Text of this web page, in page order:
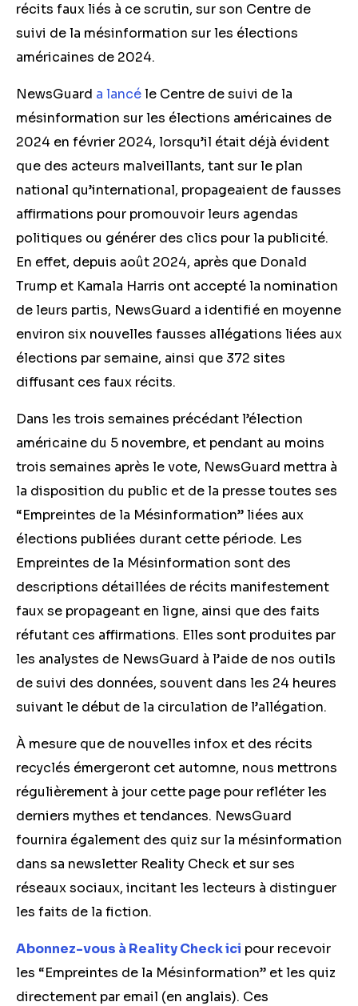
récits faux liés à ce scrutin, sur son Centre de
suivi de la mésinformation sur les élections
américaines de 2024.
NewsGuard a lancéle Centre de suivi de la
mésinformation sur les élections américaines de
2024 en février 2024, lorsqu’il était déjà évident
que des acteurs malveillants, tant sur le plan
national qu’international, propageaient de fausses
affirmations pour promouvoir leurs agendas
politiques ou générer des clics pour la publicité.
En effet, depuis août 2024, après que Donald
Trump et Kamala Harris ont accepté la nomination
de leurs partis, NewsGuard a identifié en moyenne
environ six nouvelles fausses allégations liées aux
élections par semaine, ainsi que 372 sites
diffusant ces faux récits.
Dans les trois semaines précédant l’élection
américaine du 5 novembre, et pendant au moins
trois semaines après le vote, NewsGuard mettra à
la disposition du public et de la presse toutes ses
“Empreintes de la Mésinformation” liées aux
élections publiées durant cette période. Les
Empreintes de la Mésinformation sont des
descriptions détaillées de récits manifestement
faux se propageant en ligne, ainsi que des faits
réfutant ces affirmations. Elles sont produites par
les analystes de NewsGuard à l’aide de nos outils
de suivi des données, souvent dans les 24 heures
suivant le début de la circulation de l’allégation.
À mesure que de nouvelles infox et des récits
recyclés émergeront cet automne, nous mettrons
régulièrement à jour cette page pour refléter les
derniers mythes et tendances. NewsGuard
fournira également des quiz sur la mésinformation
dans sa newsletter Reality Check et sur ses
réseaux sociaux, incitant les lecteurs à distinguer
les faits de la fiction.
Abonnez-vous à Reality Check ici pour recevoir
les “Empreintes de la Mésinformation” et les quiz
directement par email (en anglais). Ces